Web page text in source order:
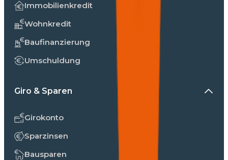
Immobilienkredit
Wohnkredit
Baufinanzierung
Umschuldung
Giro & Sparen
Girokonto
Sparzinsen
Bausparen